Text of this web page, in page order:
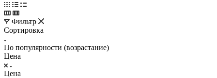
Фильтр
Сортировка
По популярности (возрастание)
Цена
Цена